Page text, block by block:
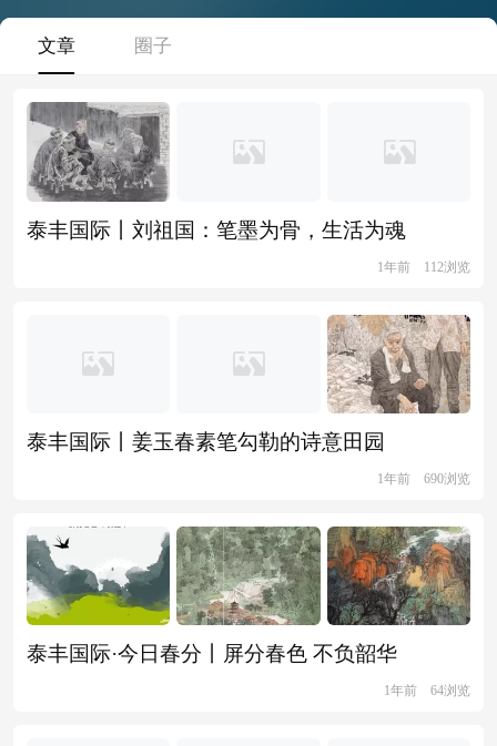
文章 圈子
泰丰国际丨刘祖国：笔墨为骨，生活为魂
1年前 112浏览
​泰丰国际丨姜玉春素笔勾勒的诗意田园
1年前 690浏览
泰丰国际·今日春分丨屏分春色 不负韶华
1年前 64浏览